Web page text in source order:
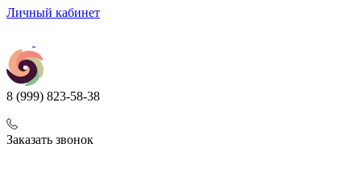
Личный кабинет
8 (999) 823-58-38
Заказать звонок